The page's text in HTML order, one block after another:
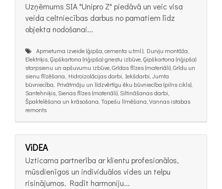
Uzņēmums SIA "Unipro Z" piedāvā un veic visa
veida celtniecības darbus no pamatiem līdz
objekta nodošanai...
Apmetuma izveide (ģipša, cementa u.tml.), Durvju montāža,
Elektriķis, Ģipškartona (riģipša) griestu izbūve, Ģipškartona (riģipša)
starpsienu un apšuvumu izbūve, Grīdas flīzes (materiāli), Grīdu un
sienu flīzēšana, Hidroizolācijas darbi, Iekšdarbi, Jumta
būvniecība, Privātmāju un līdzvērtīgu ēku būvniecība (pilns cikls),
Santehniķis, Sienas flīzes (materiāli), Siltināšanas darbi,
Špaktelēšana un krāsošana, Tapešu līmēšana, Vannas istabas
remonts
ViDEA
Uzticama partnerība ar klientu profesionālos,
mūsdienīgos un individuālos vides un telpu
risinājumos. Radīt harmoniju...